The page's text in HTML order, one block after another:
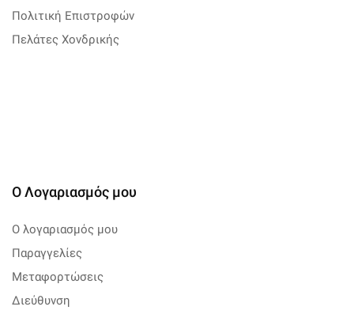
Πολιτική Επιστροφών
Πελάτες Χονδρικής
Ο Λογαριασμός μου
Ο λογαριασμός μου
Παραγγελίες
Μεταφορτώσεις
Διεύθυνση